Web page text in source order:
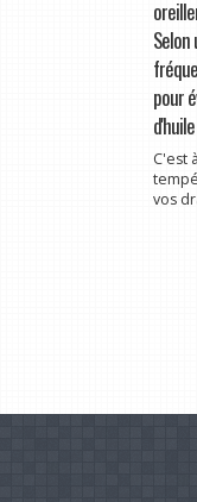
Selon
pour
C'est
vos